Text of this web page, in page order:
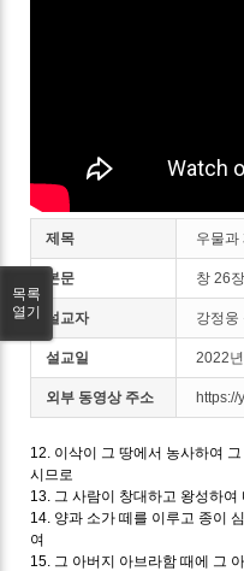
제목 우물과
본문 창 26
설교자 강정웅
설교일 2022
외부 동영상 주소 https://
12. 이삭이 그 땅에서 농사하여
시므로
13. 그 사람이 창대하고 왕성하여
14. 양과 소가 떼를 이루고 종이
여
15. 그 아버지 아브라함 때에 그
목록
열기